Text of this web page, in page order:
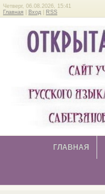
Четверг, 06.08.2026, 15:41
Главная
Вход RSS
ГЛАВНАЯ